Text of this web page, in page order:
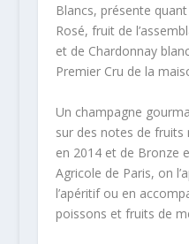
Blancs, présente
Rosé, fruit de
et de Chardonnay
Premier Cru de la
Un champagne
sur des notes de fruits
en 2014 et de Bronze
Agricole de Paris, on
l’apéritif ou en
poissons et fruits de